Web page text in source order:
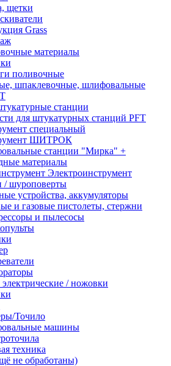
щетки
Grass
материалы
поливочные
шпаклевочные, шлифовальные
станции
для штукатурных станций PFT
специальный
ШИТРОК
станции "Мирка" +
материалы
Электроинструмент
/ шуроповерты
устройства, аккумуляторы
и газовые пистолеты, стержни
и пылесосы
/ ножовки
Точило
машины
техника
не обработаны)